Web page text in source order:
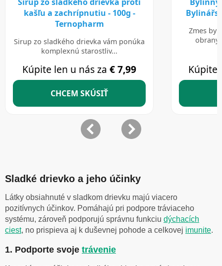
Sladké drievko a jeho účinky
Látky obsiahnuté v sladkom drievku majú viacero
pozitívnych účinkov. Pomáhajú pri podpore tráviaceho
systému, zároveň podporujú správnu funkciu dýchacích
ciest, no prispieva aj k duševnej pohode a celkovej imunite.
1. Podporte svoje trávenie